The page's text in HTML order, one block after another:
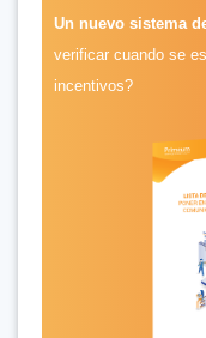
Un nuevo sistema
verificar cuando se
incentivos?